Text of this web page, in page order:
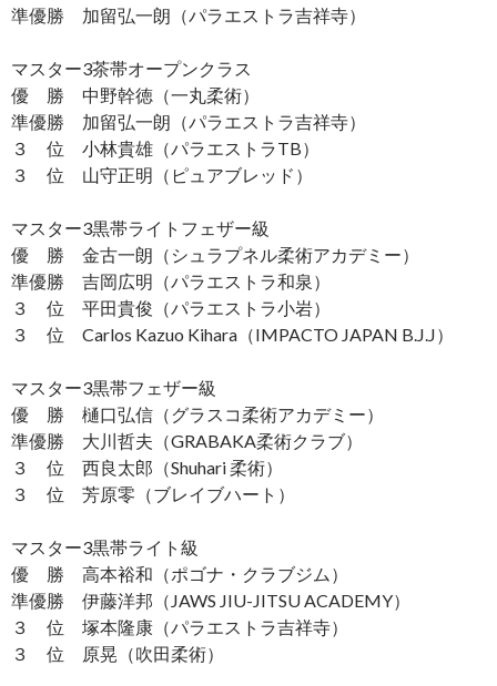
準優勝 加留弘一朗（パラエストラ吉祥寺）
マスター3茶帯オープンクラス
優 勝 中野幹徳（一丸柔術）
準優勝 加留弘一朗（パラエストラ吉祥寺）
３ 位 小林貴雄（パラエストラTB）
３ 位 山守正明（ピュアブレッド）
マスター3黒帯ライトフェザー級
優 勝 金古一朗（シュラプネル柔術アカデミー）
準優勝 吉岡広明（パラエストラ和泉）
３ 位 平田貴俊（パラエストラ小岩）
３ 位 Carlos Kazuo Kihara（IMPACTO JAPAN B.J.J）
マスター3黒帯フェザー級
優 勝 樋口弘信（グラスコ柔術アカデミー）
準優勝 大川哲夫（GRABAKA柔術クラブ）
３ 位 西良太郎（Shuhari 柔術）
３ 位 芳原零（ブレイブハート）
マスター3黒帯ライト級
優 勝 高本裕和（ポゴナ・クラブジム）
準優勝 伊藤洋邦（JAWS JIU-JITSU ACADEMY）
３ 位 塚本隆康（パラエストラ吉祥寺）
３ 位 原晃（吹田柔術）